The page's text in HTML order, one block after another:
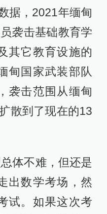
据，2021年缅甸
袭击基础教育学
其它教育设施的
甸国家武装部队
袭击范围从缅甸
散到了现在的13
体不难，但还是
出数学考场，然
试。如果这次考